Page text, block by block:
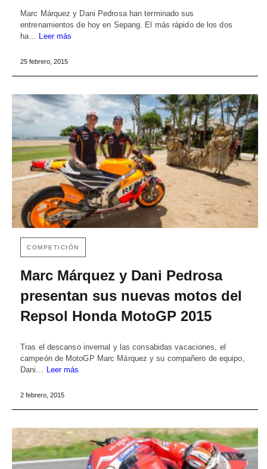
Marc Márquez y Dani Pedrosa han terminado sus
entrenamientos de hoy en Sepang. El más rápido de los dos
ha…
Leer más
25 febrero, 2015
COMPETICIÓN
Marc Márquez y Dani Pedrosa
presentan sus nuevas motos del
Repsol Honda MotoGP 2015
Tras el descanso invernal y las consabidas vacaciones, el
campeón de MotoGP Marc Márquez y su compañero de equipo,
Dani… Leer más
2 febrero, 2015